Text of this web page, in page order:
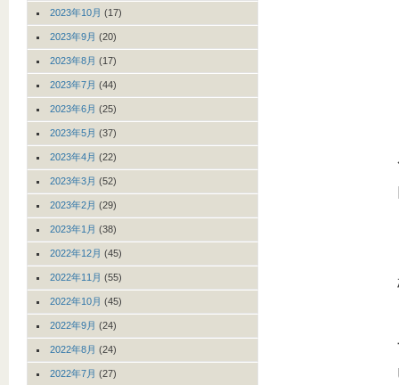
2023年10月 (17)
2023年9月 (20)
2023年8月 (17)
2023年7月 (44)
2023年6月 (25)
2023年5月 (37)
2023年4月 (22)
2023年3月 (52)
2023年2月 (29)
2023年1月 (38)
2022年12月 (45)
2022年11月 (55)
2022年10月 (45)
2022年9月 (24)
2022年8月 (24)
2022年7月 (27)